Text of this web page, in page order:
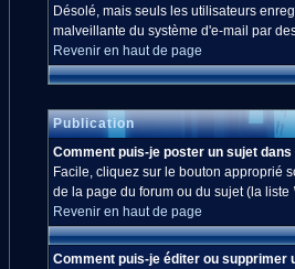
Désolé, mais seuls les utilisateurs
malveillante du système d'e-mail par
Revenir en haut de page
Publication
Comment puis-je poster un sujet dans
Facile, cliquez sur le bouton approprié
de la page du forum ou du sujet (la liste
Revenir en haut de page
Comment puis-je éditer ou supprimer